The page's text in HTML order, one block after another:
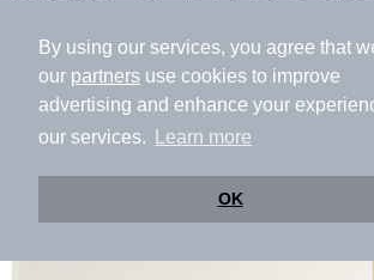
By using our services, you agree that
our partners use cookies to improve
advertising and enhance your
our services.
Learn more
OK
耐荷重には気をつける必要がありますが、
ッキリ飾ることができるのが、ピクチャー
です。
ピクチャーレールで子供グッズ